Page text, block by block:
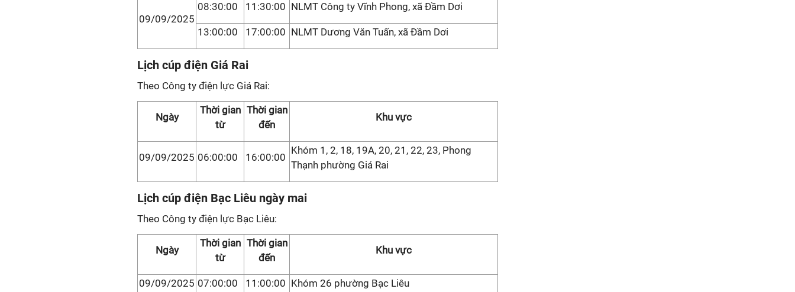
09/09/2025
08:30:00 11:30:00 NLMT Công ty Vĩnh Phong, xã Đầm Dơi
13:00:00 17:00:00 NLMT Dương Văn Tuấn, xã Đầm Dơi
Lịch cúp điện Giá Rai
Theo Công ty điện lực Giá Rai:
Ngày
Thời gian
từ
Thời gian
đến
Khu vực
09/09/2025 06:00:00 16:00:00
Khóm 1, 2, 18, 19A, 20, 21, 22, 23, Phong
Thạnh phường Giá Rai
Lịch cúp điện Bạc Liêu ngày mai
Theo Công ty điện lực Bạc Liêu:
Ngày
Thời gian
từ
Thời gian
đến
Khu vực
09/09/2025 07:00:00 11:00:00 Khóm 26 phường Bạc Liêu